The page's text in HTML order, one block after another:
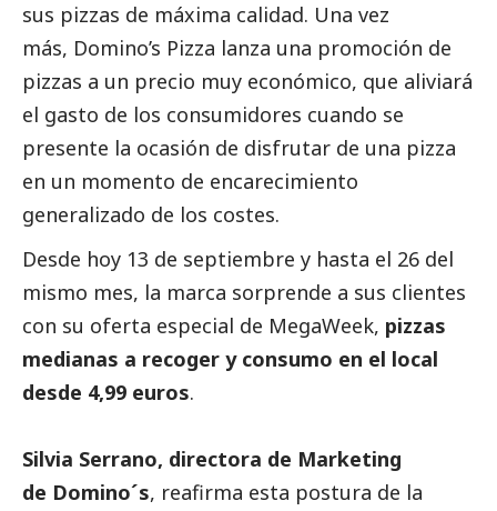
sus pizzas de máxima calidad. Una vez
más, Domino’s Pizza lanza una promoción de
pizzas a un precio muy económico, que aliviará
el gasto de los consumidores cuando se
presente la ocasión de disfrutar de una pizza
en un momento de encarecimiento
generalizado de los costes.
Desde hoy 13 de septiembre y hasta el 26 del
mismo mes, la marca sorprende a sus clientes
con su oferta especial de MegaWeek, pizzas
medianas a recoger y consumo en el local
desde 4,99 euros.
Silvia Serrano, directora de Marketing
de Domino´s, reafirma esta postura de la